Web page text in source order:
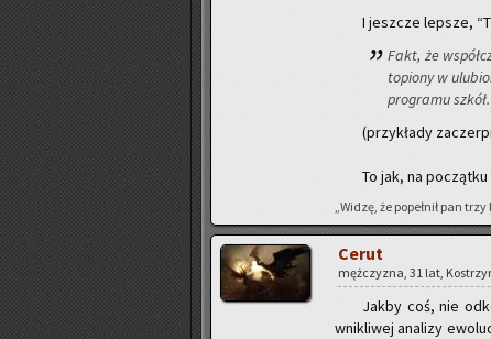
I jesz­cze lep­sze,
Fakt, że
to­pio­ny w
pro­gra­mu szkół.
(przy­kła­dy
To jak, na po­cząt­ku
„Widzę, że po­peł­nił pan
Cerut
męż­czy­zna, 31 lat,
Jakby coś, nie
wni­kli­wej ana­li­zy